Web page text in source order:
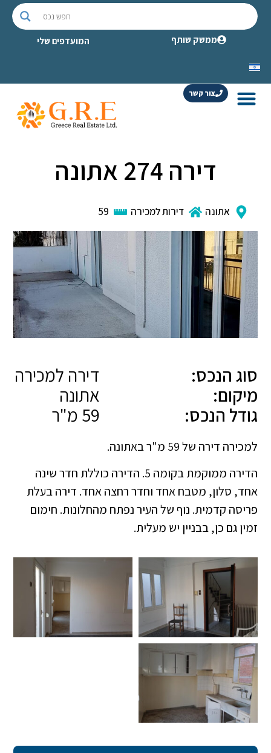
ממשק שותף המועדפים שלי
צור קשר
דירה 274 אתונה
אתונה דירות למכירה 59
סוג הנכס:
דירה למכירה
מיקום:
אתונה
גודל הנכס:
למכירה דירה של 59 מ"ר באתונה.
הדירה ממוקמת בקומה 5. הדירה כוללת חדר שינה
אחד, סלון, מטבח אחד וחדר רחצה אחד. דירה בעלת
פריסה קדמית. נוף של העיר נפתח מהחלונות. חימום
זמין גם כן, בבניין יש מעלית.